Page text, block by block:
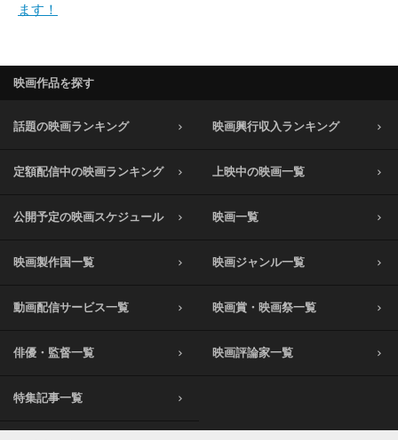
ます！
映画作品を探す
話題の映画ランキング 映画興行収入ランキング
定額配信中の映画ランキング 上映中の映画一覧
公開予定の映画スケジュール 映画一覧
映画製作国一覧 映画ジャンル一覧
動画配信サービス一覧 映画賞・映画祭一覧
俳優・監督一覧 映画評論家一覧
特集記事一覧